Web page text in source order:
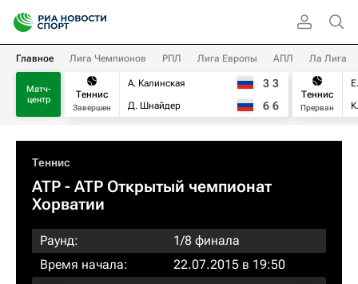
Главное Лига Чемпионов РПЛ Лига Европы АПЛ Ла Лига
Матч-
центр
Теннис
Завершен
А. Калинская
Д. Шнайдер
3 3
6 6
Теннис
Прерван
Теннис
ATP - ATP Открытый чемпионат
Хорватии
Раунд:
1/8 финала
Время начала:
22.07.2015 в 19:50